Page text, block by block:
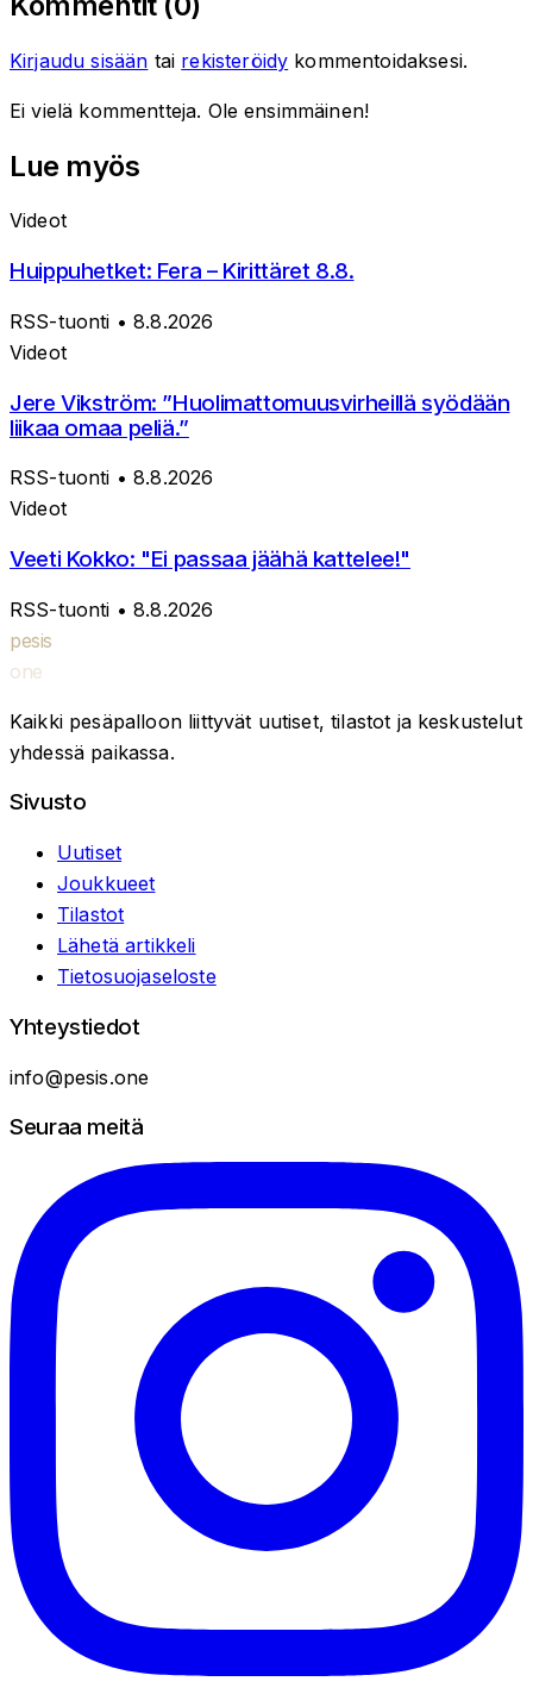
Kirjaudu sisään tai rekisteröidy kommentoidaksesi.
Ei vielä kommentteja. Ole ensimmäinen!
Lue myös
Videot
Huippuhetket: Fera – Kirittäret 8.8.
RSS-tuonti • 8.8.2026
Videot
Jere Vikström: ”Huolimattomuusvirheillä syödään
liikaa omaa peliä.”
RSS-tuonti • 8.8.2026
Videot
Veeti Kokko: "Ei passaa jäähä kattelee!"
RSS-tuonti • 8.8.2026
pesis
one
Kaikki pesäpalloon liittyvät uutiset, tilastot ja keskustelut
yhdessä paikassa.
Sivusto
Uutiset
Joukkueet
Tilastot
Lähetä artikkeli
Tietosuojaseloste
Yhteystiedot
info@pesis.one
Seuraa meitä